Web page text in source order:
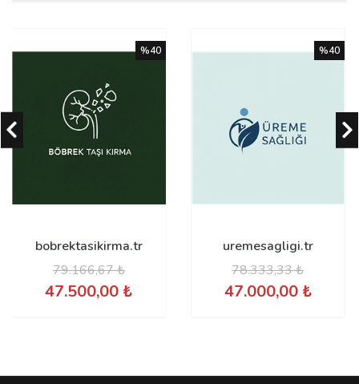
bobrektasikirma.tr
79.166,67 ₺
47.500,00 ₺
%40
uremesagligi.tr
78.333,33 ₺
47.000,00 ₺
%40